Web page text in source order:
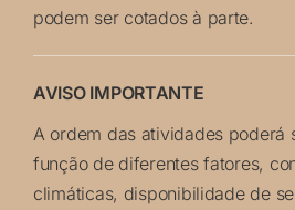
podem ser cotados à parte.
AVISO IMPORTANTE
A ordem das atividades poderá
função de diferentes fatores,
climáticas, disponibilidade de